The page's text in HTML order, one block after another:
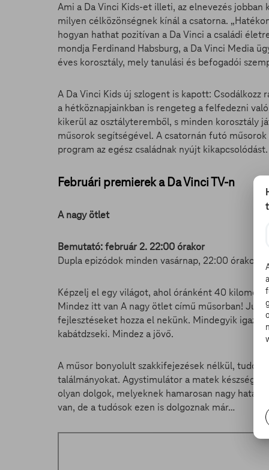
Ami a Da Vinci Kids-et illeti, az elnevezés
milyen célközönségnek kínál a csatorna.
hogyan hathat pozitívan a Da Vinci a családi
mondja Ferdinand Habsburg, a Da Vinci Media
éves korosztály, mely tanulási és befogadói
A Da Vinci Kids új szlogent is kapott: Csodálkozz
a hétköznapjainkban is rengeteg a felfedezni
kikerül az osztályteremből, s minden korosztály
műsorok segítségével. A csatornán futó
program az egész családnak nyújt kikapcsolódást.
Februári premierek a Da Vinci TV-n
A nagy ötlet
Bemutató: február 2. 22:00 órakor
Dupla epizódok minden vasárnap, 22:00 órakor
Képzelj el egy világot, ahol óránként 40
Mindez itt van A nagy ötlet című műsorban!
fejlesztéseket hozza el nekünk. Mindegyik
kabátdzseki. Mindez a jövő.
A műsor bonyolult szakkifejezések nélkül,
találmányokat. Agystimulátor a matek
olyan dolgok, melyeknek hamarosan nagy
van, de a tudósok ezen is dolgoznak már…